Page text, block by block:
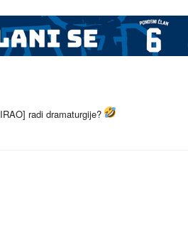
radi dramaturgije?